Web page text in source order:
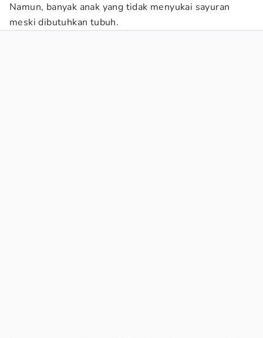
Namun, banyak anak yang tidak menyukai sayuran
meski dibutuhkan tubuh.